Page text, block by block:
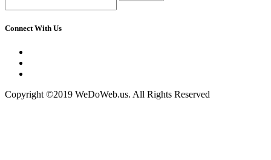
Connect With Us
Copyright ©2019 WeDoWeb.us. All Rights Reserved